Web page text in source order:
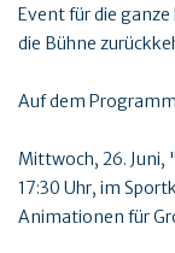
Event für die ganze
die Bühne
Auf dem
Mittwoch, 26. Juni,
17:30 Uhr, im
Animationen für